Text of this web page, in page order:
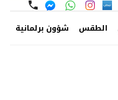
الطقس شؤون برلمانية